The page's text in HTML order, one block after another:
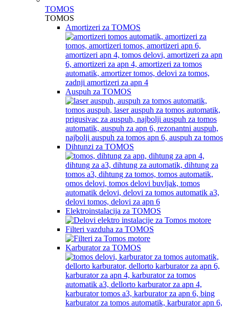
TOMOS
TOMOS
Amortizeri za TOMOS
Auspuh za TOMOS
Dihtunzi za TOMOS
Elektroinstalacija za TOMOS
Filteri vazduha za TOMOS
Karburator za TOMOS